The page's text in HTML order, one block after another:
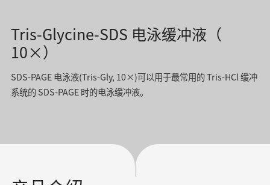
Tris-Glycine-SDS 电泳缓冲液（
10×）
SDS-PAGE 电泳液(Tris-Gly, 10×)可以用于最常用的 Tris-HCl 缓冲
系统的 SDS-PAGE 时的电泳缓冲液。